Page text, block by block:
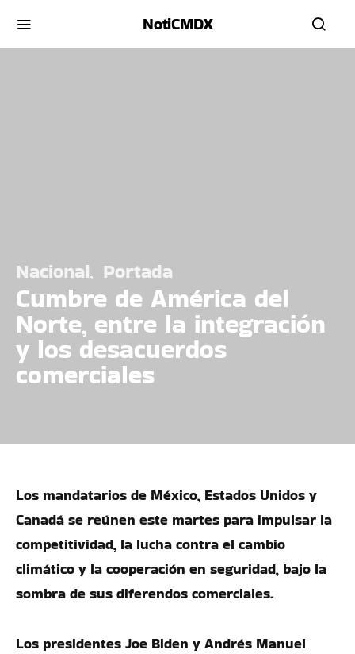
NotiCMDX
Nacional Portada
Cumbre de América del
Norte, entre la integración
y los desacuerdos
comerciales
Los mandatarios de México, Estados Unidos y
Canadá se reúnen este martes para impulsar la
competitividad, la lucha contra el cambio
climático y la cooperación en seguridad, bajo la
sombra de sus diferendos comerciales.
Los presidentes Joe Biden y Andrés Manuel